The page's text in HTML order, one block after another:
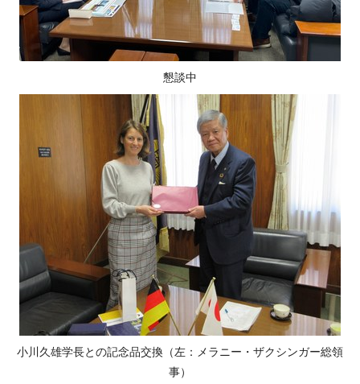
懇談中
小川久雄学長との記念品交換（左：メラニー・ザクシンガー総領
事）